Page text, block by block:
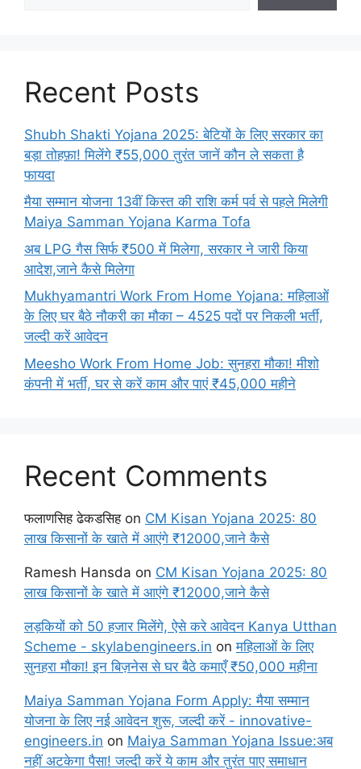
Recent Posts
Shubh Shakti Yojana 2025: बेटियों के लिए सरकार का
बड़ा तोहफ़ा! मिलेंगे ₹55,000 तुरंत जानें कौन ले सकता है
फायदा
मैया सम्मान योजना 13वीं किस्त की राशि कर्म पर्व से पहले मिलेगी
Maiya Samman Yojana Karma Tofa
अब LPG गैस सिर्फ ₹500 में मिलेगा, सरकार ने जारी किया
आदेश,जाने कैसे मिलेगा
Mukhyamantri Work From Home Yojana: महिलाओं
के लिए घर बैठे नौकरी का मौका – 4525 पदों पर निकली भर्ती,
जल्दी करें आवेदन
Meesho Work From Home Job: सुनहरा मौका! मीशो
कंपनी में भर्ती, घर से करें काम और पाएं ₹45,000 महीने
Recent Comments
फलाणसिह ढेकडसिहon CM Kisan Yojana 2025: 80
लाख किसानों के खाते में आएंगे ₹12000,जाने कैसे
Ramesh Hansda on CM Kisan Yojana 2025: 80
लाख किसानों के खाते में आएंगे ₹12000,जाने कैसे
लड़कियों को 50 हजार मिलेंगे, ऐसे करे आवेदन Kanya Utthan
Scheme - skylabengineers.in onमहिलाओं के लिए
सुनहरा मौका! इन बिज़नेस से घर बैठे कमाएँ ₹50,000 महीना
Maiya Samman Yojana Form Apply: मैया सम्मान
योजना के लिए नई आवेदन शुरू, जल्दी करें - innovative-
engineers.in on Maiya Samman Yojana Issue:अब
नहीं अटकेगा पैसा! जल्दी करें ये काम और तुरंत पाए समाधान